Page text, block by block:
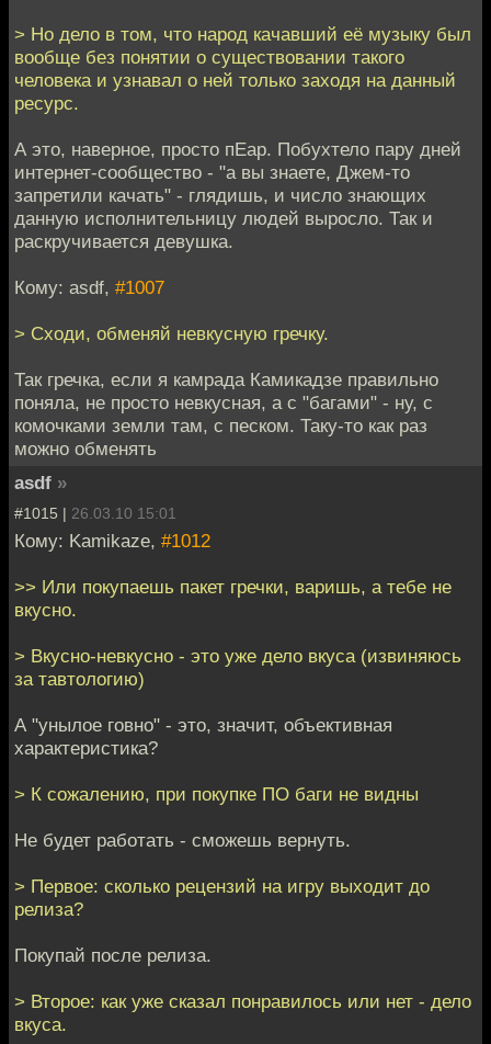
> Но дело в том, что народ качавший её музыку был
вообще без понятии о существовании такого
человека и узнавал о ней только заходя на данный
ресурс.
А это, наверное, просто пЕар. Побухтело пару дней
интернет-сообщество - "а вы знаете, Джем-то
запретили качать" - глядишь, и число знающих
данную исполнительницу людей выросло. Так и
раскручивается девушка.
Кому: asdf, #1007
> Сходи, обменяй невкусную гречку.
Так гречка, если я камрада Камикадзе правильно
поняла, не просто невкусная, а с "багами" - ну, с
комочками земли там, с песком. Таку-то как раз
можно обменять
asdf »
#1015 | 26.03.10 15:01
Кому: Kamikaze, #1012
>> Или покупаешь пакет гречки, варишь, а тебе не
вкусно.
> Вкусно-невкусно - это уже дело вкуса (извиняюсь
за тавтологию)
А "унылое говно" - это, значит, объективная
характеристика?
> К сожалению, при покупке ПО баги не видны
Не будет работать - сможешь вернуть.
> Первое: сколько рецензий на игру выходит до
релиза?
Покупай после релиза.
> Второе: как уже сказал понравилось или нет - дело
вкуса.